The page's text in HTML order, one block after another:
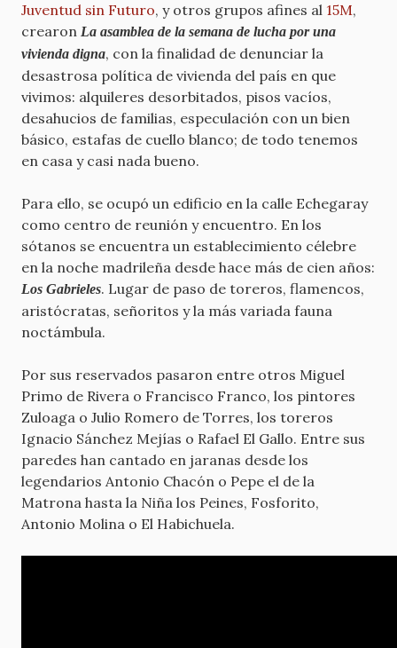
Juventud sin Futuro, y otros grupos afines al 15M,
crearon La asamblea de la semana de lucha por una
vivienda digna, con la finalidad de denunciar la
desastrosa política de vivienda del país en que
vivimos: alquileres desorbitados, pisos vacíos,
desahucios de familias, especulación con un bien
básico, estafas de cuello blanco; de todo tenemos
en casa y casi nada bueno.
Para ello, se ocupó un edificio en la calle Echegaray
como centro de reunión y encuentro. En los
sótanos se encuentra un establecimiento célebre
en la noche madrileña desde hace más de cien años:
Los Gabrieles. Lugar de paso de toreros, flamencos,
aristócratas, señoritos y la más variada fauna
noctámbula.
Por sus reservados pasaron entre otros Miguel
Primo de Rivera o Francisco Franco, los pintores
Zuloaga o Julio Romero de Torres, los toreros
Ignacio Sánchez Mejías o Rafael El Gallo. Entre sus
paredes han cantado en jaranas desde los
legendarios Antonio Chacón o Pepe el de la
Matrona hasta la Niña los Peines, Fosforito,
Antonio Molina o El Habichuela.